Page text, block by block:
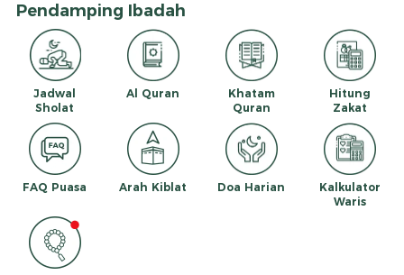
Pendamping Ibadah
Jadwal
Sholat
Al Quran
Khatam
Quran
Hitung
Zakat
FAQ Puasa Arah Kiblat Doa Harian
Kalkulator
Waris